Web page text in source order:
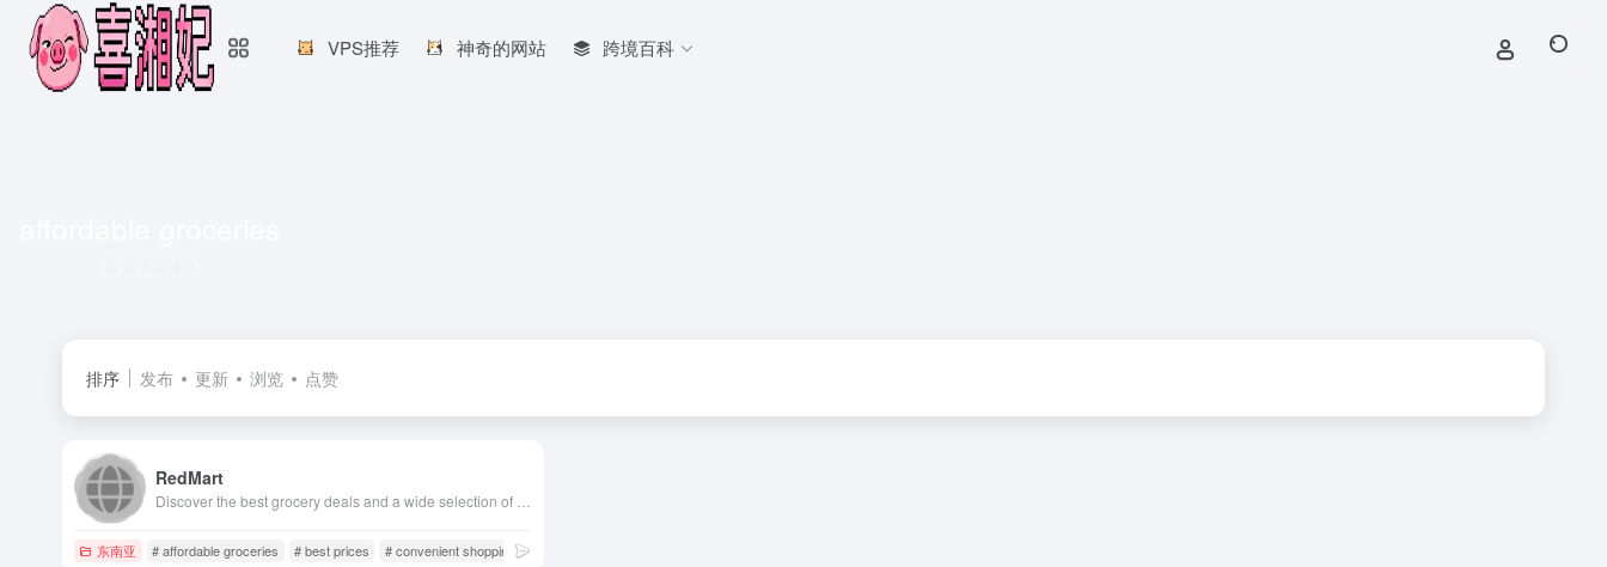
VPS推荐 神奇的网站 跨境百科
排序 发布 更新 浏览 点赞
RedMart
东南亚 # affordable groceries # best prices # convenient shopping